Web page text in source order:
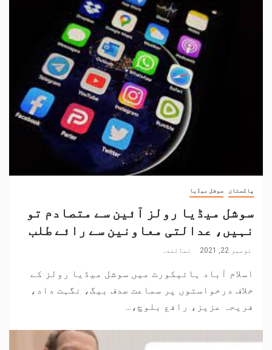
پاکستان سوشل میڈیا
سوشل میڈیا رولز آئین سے متصادم تو
نہیں، عدالتی معاونین سے رائے طلب
نومبر 22, 2021 نمائندہ
اسلام آباد ہائیکورٹ میں سوشل میڈیا رولز کے
خلاف درخواستوں پر سماعت صدف بیگ، نگہت داد،
فریحہ عزیز، رافع بلوچ،...